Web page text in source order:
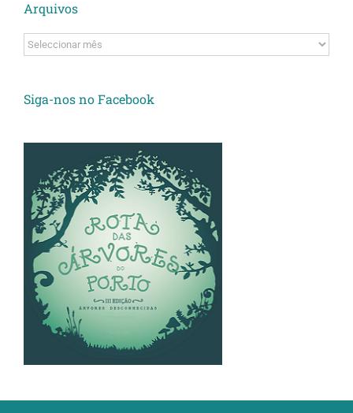
Arquivos
Arquivos
Siga-nos no Facebook